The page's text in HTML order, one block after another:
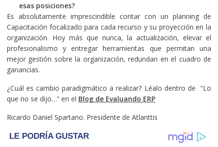
esas posiciones?
Es absolutamente imprescindible contar con un planning de
Capacitación focalizado para cada recurso y su proyección en la
organización. Hoy más que nunca, la actualización, elevar el
profesionalismo y entregar herramientas que permitan una
mejor gestión sobre la organización, redundan en el cuadro de
ganancias.
¿Cuál es cambio paradigmático a realizar? Léalo dentro de “Lo
que no se dijo…” en el Blog de Evaluando ERP
Ricardo Daniel Spartano. Presidente de Atlanttis